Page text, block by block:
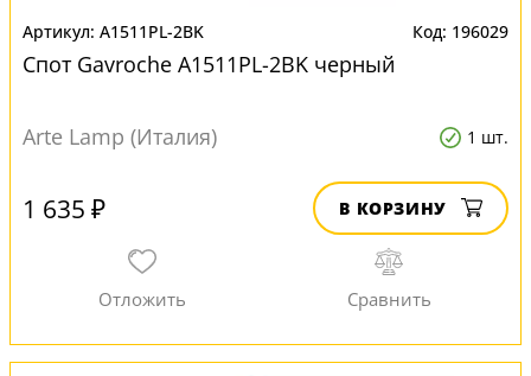
A1511PL-2BK 196029
Спот Gavroche A1511PL-2BK черный
Arte Lamp (Италия) 1 шт.
1 635 ₽ В КОРЗИНУ